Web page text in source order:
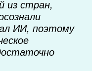
из стран,
ИИ, поэтому